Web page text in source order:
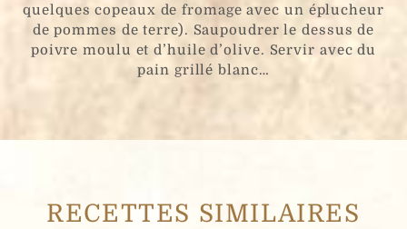
quelques copeaux de fromage avec un éplucheur
de pommes de terre). Saupoudrer le dessus de
poivre moulu et d’huile d’olive. Servir avec du
pain grillé blanc…
RECETTES SIMILAIRES